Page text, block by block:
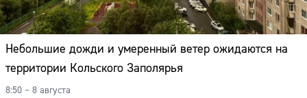
Небольшие дожди и умеренный ветер ожидаются на
территории Кольского Заполярья
8:50 – 8 августа